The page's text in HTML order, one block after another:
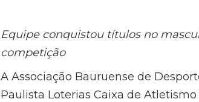
Equipe conquistou títulos no
competição
A Associação Bauruense de
Paulista Loterias Caixa de